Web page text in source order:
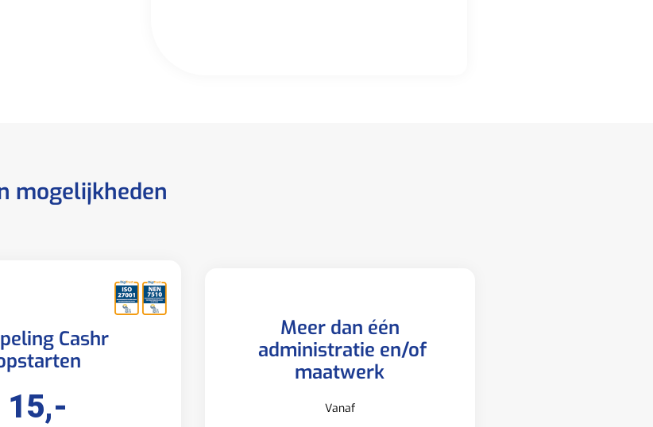
mogelijkheden
Cashr
15,-
Meer dan één
administratie en/of
maatwerk
Vanaf